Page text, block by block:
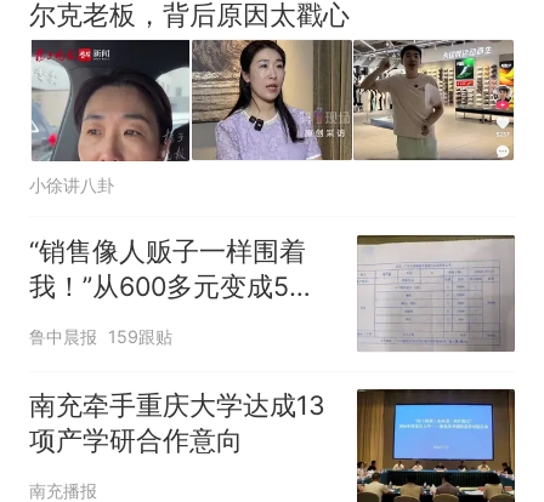
尔克老板，背后原因太戳心
小徐讲八卦
“销售像人贩子一样围着
我！”从600多元变成5万
元，57岁保洁阿姨做医美
糊
鲁中晨报 159跟贴
南充牵手重庆大学达成13
项产学研合作意向
南充播报